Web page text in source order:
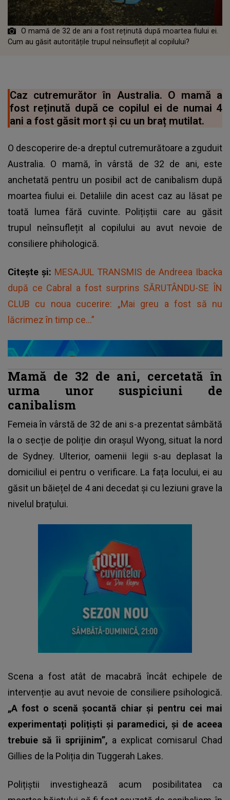
O mamă de 32 de ani a fost reținută după moartea fiului ei.
Cum au găsit autoritățile trupul neînsuflețit al copilului?
Caz cutremurător în Australia. O mamă a
fost reținută după ce copilul ei de numai 4
ani a fost găsit mort și cu un braț mutilat.
O descoperire de-a dreptul cutremurătoare a zguduit
Australia. O mamă, în vârstă de 32 de ani, este
anchetată pentru un posibil act de canibalism după
moartea fiului ei. Detaliile din acest caz au lăsat pe
toată lumea fără cuvinte. Polițiștii care au găsit
trupul neînsuflețit al copilului au avut nevoie de
consiliere phihologică.
Citește și: MESAJUL TRANSMIS de Andreea Ibacka
după ce Cabral a fost surprins SĂRUTÂNDU-SE ÎN
CLUB cu noua cucerire: „Mai greu a fost să nu
lăcrimez în timp ce...”
Mamă de 32 de ani, cercetată în
urma unor suspiciuni de
canibalism
Femeia în vârstă de 32 de ani s-a prezentat sâmbătă
la o secție de poliție din orașul Wyong, situat la nord
de Sydney. Ulterior, oamenii legii s-au deplasat la
domiciliul ei pentru o verificare. La fața locului, ei au
găsit un băiețel de 4 ani decedat și cu leziuni grave la
nivelul brațului.
Scena a fost atât de macabră încât echipele de
intervenție au avut nevoie de consiliere psihologică.
„A fost o scenă șocantă chiar și pentru cei mai
experimentați polițiști și paramedici, și de aceea
trebuie să îi sprijinim”, a explicat comisarul Chad
Gillies de la Poliția din Tuggerah Lakes.
Polițiștii investighează acum posibilitatea ca